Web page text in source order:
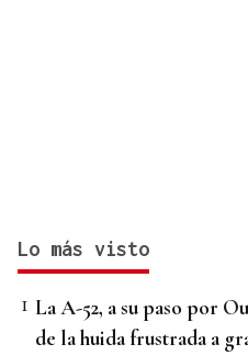
Lo más visto
La A-52, a su paso por
de la huida frustrada a